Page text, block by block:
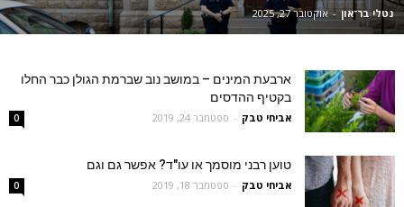
נטלי בר־און - אוקטובר 27, 2025
ארבעת המינים – במושב נוב שברמת הגולן כבר החלו
בקטיף ההדסים
אביחי טבק - ספטמבר 24, 2019 0
טוען רבני מוסמך או עו"ד? אפשר גם וגם
אביחי טבק - ספטמבר 18, 2019 0